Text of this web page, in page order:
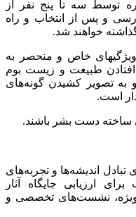
توسط سه تا پنج نفر از
و پس از انتخاب و راه
خواهند شد.
خاص و منحصر به
طبیعت و زیست بوم
تصویر کشیدن گونه‌های
است.
ساخته دست بشر باشند.
اندیشه‌ها و تجربه‌های
ارزیابی جایگاه آثار
ویژه، نشست‌های تخصصی و